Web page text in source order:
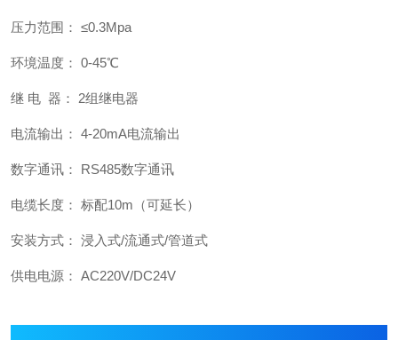
压力范围： ≤0.3Mpa
环境温度： 0-45℃
继 电 器： 2组继电器
电流输出： 4-20mA电流输出
数字通讯： RS485数字通讯
电缆长度： 标配10m（可延长）
安装方式： 浸入式/流通式/管道式
供电电源： AC220V/DC24V